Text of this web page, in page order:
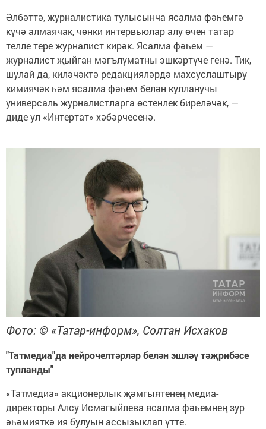
Әлбәттә, журналистика тулысынча ясалма фәһемгә
күчә алмаячак, чөнки интервьюлар алу өчен татар
телле тере журналист кирәк. Ясалма фәһем —
журналист җыйган мәгълүматны эшкәртүче генә. Тик,
шулай да, киләчәктә редакцияләрдә махсуслаштыру
кимиячәк һәм ясалма фәһем белән кулланучы
универсаль журналистларга өстенлек биреләчәк, —
диде ул «Интертат» хәбәрчесенә.
Фото: © «Татар-информ», Солтан Исхаков
"Татмедиа"да нейрочелтәрләр белән эшләү тәҗрибәсе
тупланды"
«Татмедиа» акционерлык җәмгыятенең медиа-
директоры Алсу Исмәгыйлева ясалма фәһемнең зур
әһәмияткә ия булуын ассызыклап үтте.